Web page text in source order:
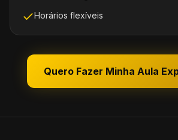
Horários flexíveis
Quero Fazer Minha Aula